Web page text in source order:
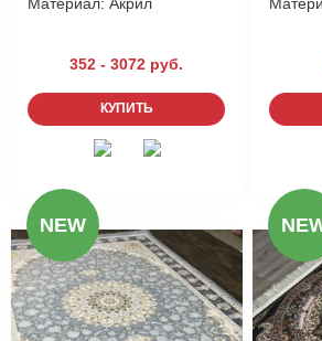
352 - 3072 руб.
КУПИТЬ
NEW